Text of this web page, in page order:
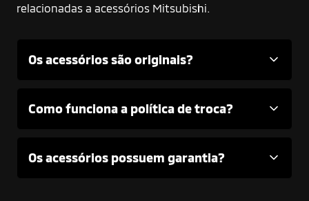
relacionadas a acessórios Mitsubishi.
Os acessórios são originais?
Como funciona a política de troca?
Os acessórios possuem garantia?